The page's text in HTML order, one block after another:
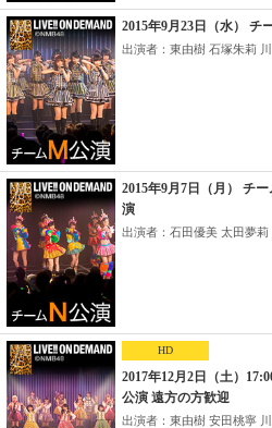
2015年9月23日（水） チ
出演者：東由樹 石塚朱莉 川
2015年9月7日（月） チ
演
出演者：石田優美 太田夢莉
HD
2017年12月2日（土）
公演 遠方の方歓迎
出演者：東由樹 安田桃寧 川